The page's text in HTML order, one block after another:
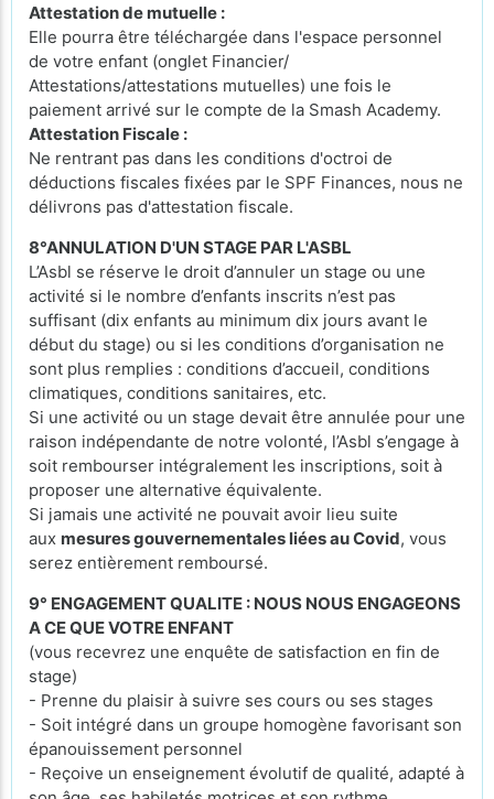
Attestation de mutuelle :
Elle pourra être téléchargée dans l'espace personnel
de votre enfant (onglet Financier/
Attestations/attestations mutuelles) une fois le
paiement arrivé sur le compte de la Smash Academy.
Attestation Fiscale :
Ne rentrant pas dans les conditions d'octroi de
déductions fiscales fixées par le SPF Finances, nous ne
délivrons pas d'attestation fiscale.
8°ANNULATION D'UN STAGE PAR L'ASBL
L’Asbl se réserve le droit d’annuler un stage ou une
activité si le nombre d’enfants inscrits n’est pas
suffisant (dix enfants au minimum dix jours avant le
début du stage) ou si les conditions d’organisation ne
sont plus remplies : conditions d’accueil, conditions
climatiques, conditions sanitaires, etc.
Si une activité ou un stage devait être annulée pour une
raison indépendante de notre volonté, l’Asbl s’engage à
soit rembourser intégralement les inscriptions, soit à
proposer une alternative équivalente.
Si jamais une activité ne pouvait avoir lieu suite
aux mesures gouvernementales liées au Covid, vous
serez entièrement remboursé.
9° ENGAGEMENT QUALITE : NOUS NOUS ENGAGEONS
A CE QUE VOTRE ENFANT
(vous recevrez une enquête de satisfaction en fin de
stage)
- Prenne du plaisir à suivre ses cours ou ses stages
- Soit intégré dans un groupe homogène favorisant son
épanouissement personnel
- Reçoive un enseignement évolutif de qualité, adapté à